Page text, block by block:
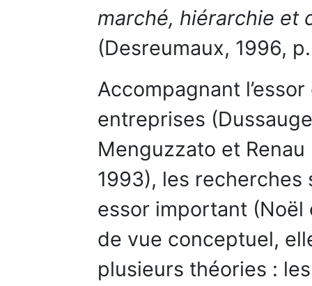
marché, hiérarchie
(Desreumaux, 1996,
Accompagnant
entreprises
Menguzzato et
1993), les
essor important (Noël
de vue conceptuel,
plusieurs théories :